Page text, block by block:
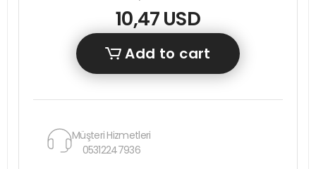
10,47 USD
Add to cart
Müşteri Hizmetleri
05312247936